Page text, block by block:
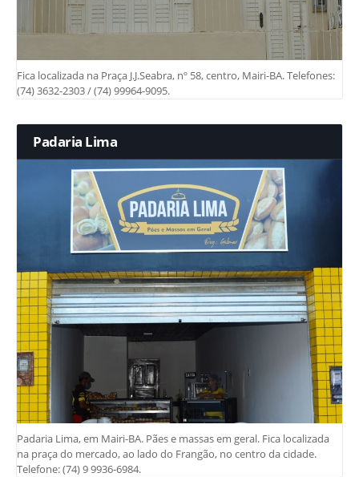
Fica localizada na Praça J.J.Seabra, nº 58, centro, Mairi-BA. Telefones:
(74) 3632-2303 / (74) 99964-9095.
Padaria Lima
Padaria Lima, em Mairi-BA. Pães e massas em geral. Fica localizada
na praça do mercado, ao lado do Frangão, no centro da cidade.
Telefone: (74) 9 9936-6984.